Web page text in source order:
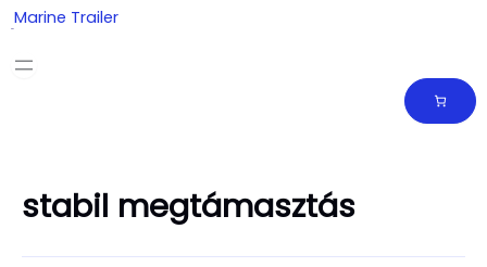
Skip
to
content
Marine Trailer
stabil megtámasztás